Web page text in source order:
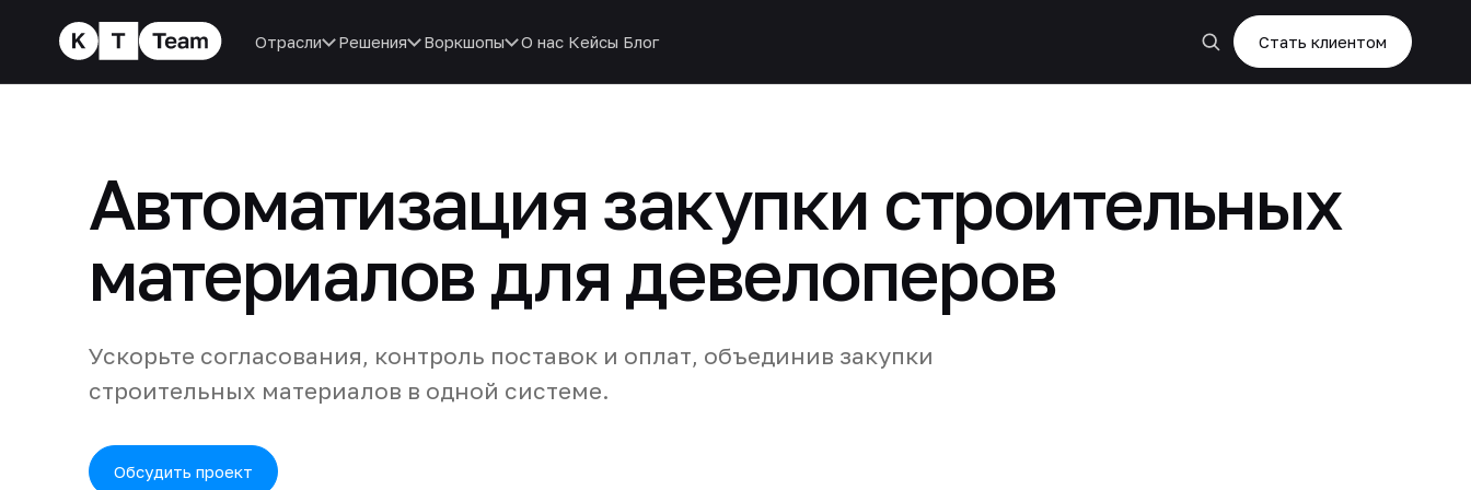
Отрасли Решения Воркшопы О нас Кейсы Блог Стать клиентом
Автоматизация закупки строительных
материалов для девелоперов
Ускорьте согласования, контроль поставок и оплат, объединив закупки
строительных материалов в одной системе.
Обсудить проект